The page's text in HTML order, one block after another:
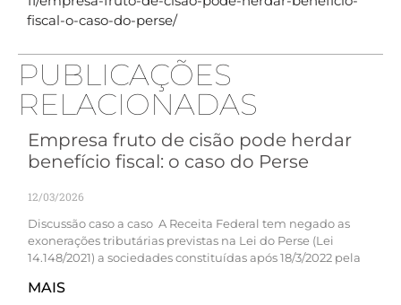
fiscal-o-caso-do-perse/
PUBLICAÇÕES
RELACIONADAS
Empresa fruto de cisão pode herdar
benefício fiscal: o caso do Perse
12/03/2026
Discussão caso a caso A Receita Federal tem negado as
exonerações tributárias previstas na Lei do Perse (Lei
14.148/2021) a sociedades constituídas após 18/3/2022 pela
MAIS